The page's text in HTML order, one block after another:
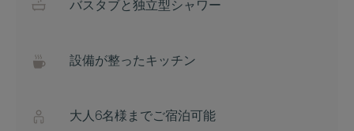
バスタブと独立型シャワー
設備が整ったキッチン
大人6名様までご宿泊可能